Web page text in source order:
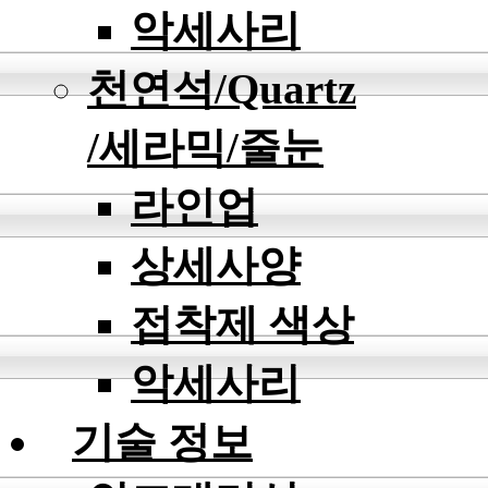
악세사리
천연석/Quartz
/세라믹/줄눈
라인업
상세사양
접착제 색상
악세사리
기술 정보